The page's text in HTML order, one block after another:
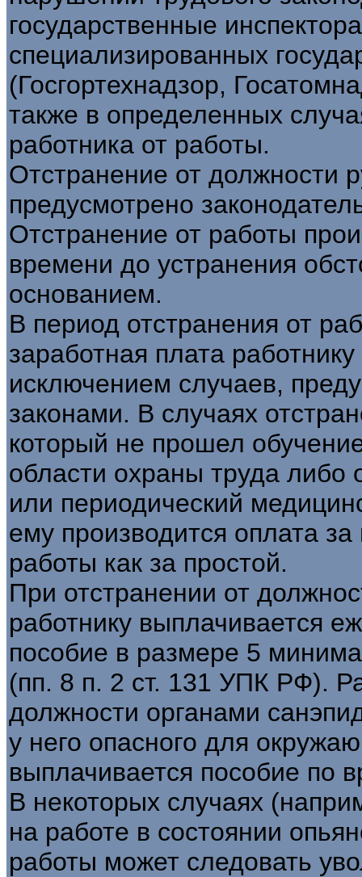
государственные
специализированных
(Госгортехнадзор,
также в определенных
работника от работы.
Отстранение от должности
предусмотрено
Отстранение от работы
времени до устранения
основанием.
В период отстранения от
заработная плата
исключением случаев,
законами. В случаях
который не прошел
области охраны труда либо
или периодический
ему производится оплата
работы как за простой.
При отстранении от
работнику выплачивается
пособие в размере 5
(пп. 8 п. 2 ст. 131 УПК РФ).
должности органами
у него опасного для
выплачивается пособие по
В некоторых случаях
на работе в состоянии
работы может следовать